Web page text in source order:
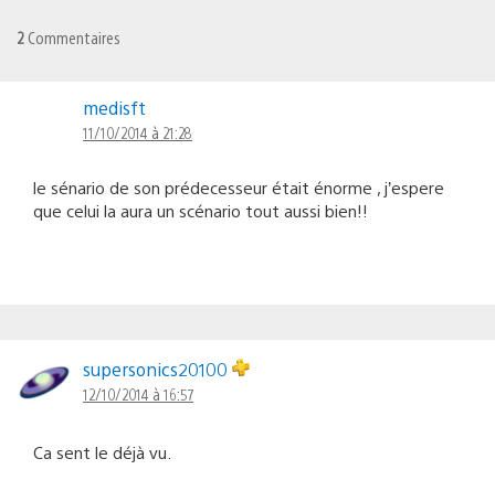
2 Commentaires
medisft
11/10/2014 à 21:28
le sénario de son prédecesseur était énorme , j’espere
que celui la aura un scénario tout aussi bien!!
supersonics20100
12/10/2014 à 16:57
Ca sent le déjà vu.